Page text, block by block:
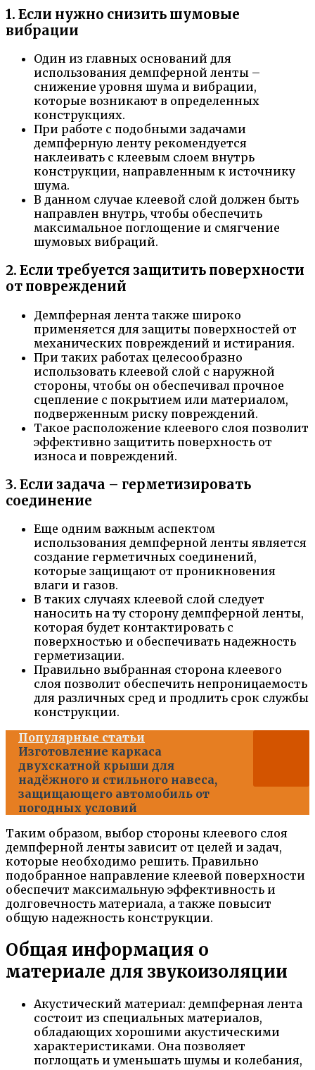
1. Если нужно снизить шумовые
вибрации
Один из главных оснований для
использования демпферной ленты –
снижение уровня шума и вибрации,
которые возникают в определенных
конструкциях.
При работе с подобными задачами
демпферную ленту рекомендуется
наклеивать с клеевым слоем внутрь
конструкции, направленным к источнику
шума.
В данном случае клеевой слой должен быть
направлен внутрь, чтобы обеспечить
максимальное поглощение и смягчение
шумовых вибраций.
2. Если требуется защитить поверхности
от повреждений
Демпферная лента также широко
применяется для защиты поверхностей от
механических повреждений и истирания.
При таких работах целесообразно
использовать клеевой слой с наружной
стороны, чтобы он обеспечивал прочное
сцепление с покрытием или материалом,
подверженным риску повреждений.
Такое расположение клеевого слоя позволит
эффективно защитить поверхность от
износа и повреждений.
3. Если задача – герметизировать
соединение
Еще одним важным аспектом
использования демпферной ленты является
создание герметичных соединений,
которые защищают от проникновения
влаги и газов.
В таких случаях клеевой слой следует
наносить на ту сторону демпферной ленты,
которая будет контактировать с
поверхностью и обеспечивать надежность
герметизации.
Правильно выбранная сторона клеевого
слоя позволит обеспечить непроницаемость
для различных сред и продлить срок службы
конструкции.
Популярные статьи
Изготовление каркаса
двухскатной крыши для
надёжного и стильного навеса,
защищающего автомобиль от
погодных условий
Таким образом, выбор стороны клеевого слоя
демпферной ленты зависит от целей и задач,
которые необходимо решить. Правильно
подобранное направление клеевой поверхности
обеспечит максимальную эффективность и
долговечность материала, а также повысит
общую надежность конструкции.
Общая информация о
материале для звукоизоляции
Акустический материал: демпферная лента
состоит из специальных материалов,
обладающих хорошими акустическими
характеристиками. Она позволяет
поглощать и уменьшать шумы и колебания,